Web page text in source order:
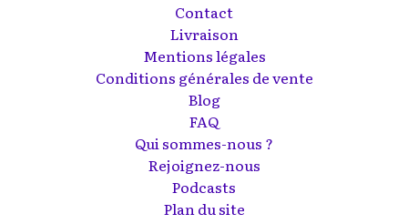
Contact
Livraison
Mentions légales
Conditions générales de vente
Blog
FAQ
Qui sommes-nous ?
Rejoignez-nous
Podcasts
Plan du site